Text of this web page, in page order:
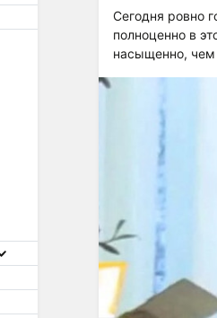
Сегодня ровно
полноценно в
насыщенно,